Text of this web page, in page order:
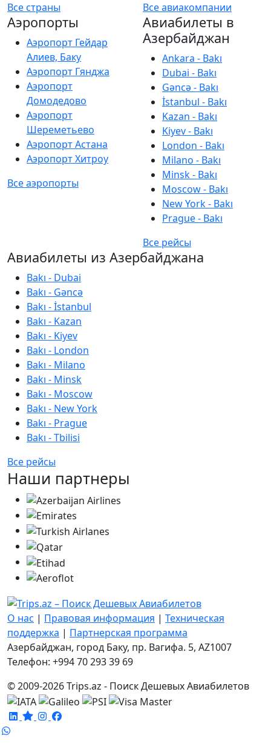
Все страны
Все авиакомпании
Аэропорты
Аэропорт Гейдар
Алиев, Баку
Аэропорт Гянджа
Аэропорт
Домодедово
Аэропорт
Шереметьево
Аэропорт Астана
Аэропорт Хитроу
Все аэропорты
Авиабилеты в
Азербайджан
Ankara - Bakı
Dubai - Bakı
Gəncə - Bakı
İstanbul - Bakı
Kazan - Bakı
Kiyev - Bakı
London - Bakı
Milano - Bakı
Minsk - Bakı
Moscow - Bakı
New York - Bakı
Prague - Bakı
Все рейсы
Авиабилеты из Азербайджана
Bakı - Dubai
Bakı - Gəncə
Bakı - İstanbul
Bakı - Kazan
Bakı - Kiyev
Bakı - London
Bakı - Milano
Bakı - Minsk
Bakı - Moscow
Bakı - New York
Bakı - Prague
Bakı - Tbilisi
Все рейсы
Наши партнеры
О нас | Правовая информация | Техническая
поддержка | Партнерская программа
Азербайджан, город Баку, пр. Вагифа. 5, AZ1007
Телефон: +994 70 293 39 69
© 2009-2026 Trips.az - Поиск Дешевых Авиабилетов